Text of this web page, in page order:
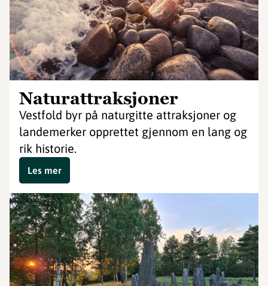
Naturattraksjoner
Vestfold byr på naturgitte attraksjoner og
landemerker opprettet gjennom en lang og
rik historie.
Les mer